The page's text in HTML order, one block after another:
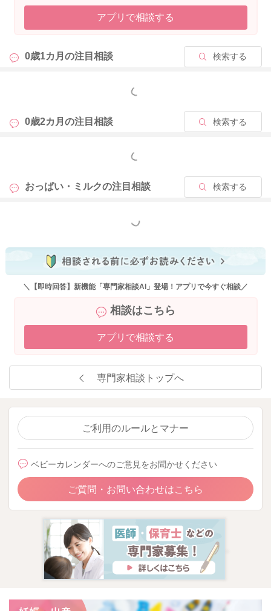
【新しい内容のご相談に関して】
こんにちは、ベビーカレンダー事務局です。
り、ありがとうございます。
は、相談検索の精度向上の為、「回答に対する返信」ではな
同じようなお悩みをお持ちの方が相談を簡単に検索できること
間ではございますが、ご理解いただけますと幸いです。
これからもベビーカレンダーの専門家相談コーナーをよろしく
アプリで相談する
0歳1カ月の注目相談 検索する
もっと見る
0歳2カ月の注目相談 検索する
もっと見る
おっぱい・ミルクの注目相談 検索する
もっと見る
＼【即時回答】新機能「専門家相談AI」登場！アプリで今すぐ相談／
相談はこちら
アプリで相談する
専門家相談トップへ
ご利用のルールとマナー
ベビーカレンダーへのご意見をお聞かせください
ご質問・お問い合わせはこちら